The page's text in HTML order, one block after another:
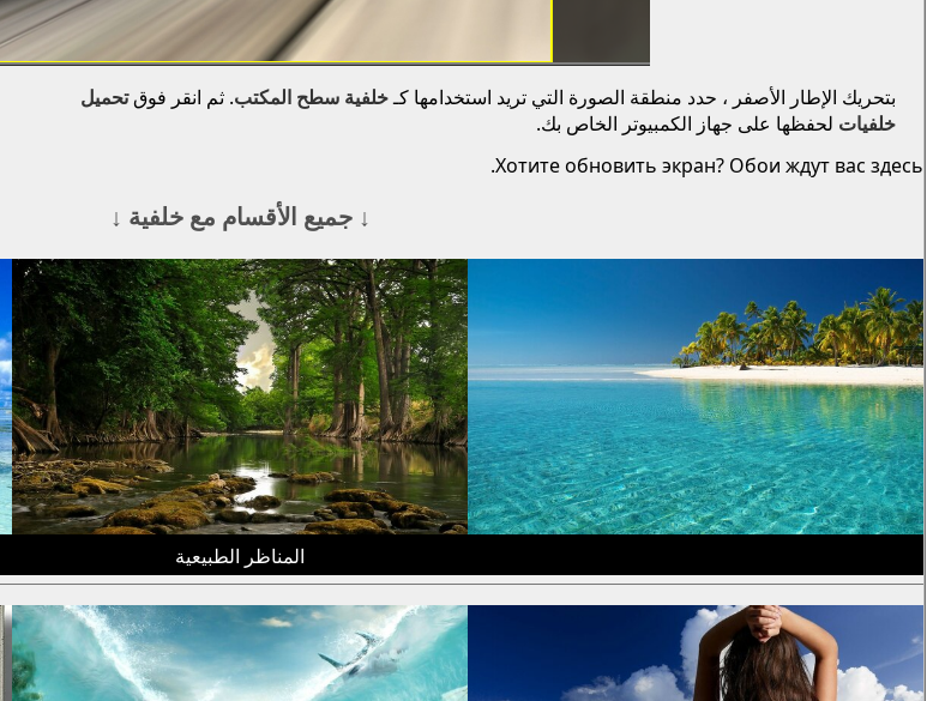
بتحريك الإطار الأصفر ، حدد منطقة الصورة التي تريد استخدامها كـخلفية سطح المكتب. ثم انقر فوقتحميل
خلفيات لحفظها على جهاز الكمبيوتر الخاص بك.
Хотите обновить экран? Обои ждут вас здесь.
↓ جميع الأقسام مع خلفية ↓
المناظر الطبيعية